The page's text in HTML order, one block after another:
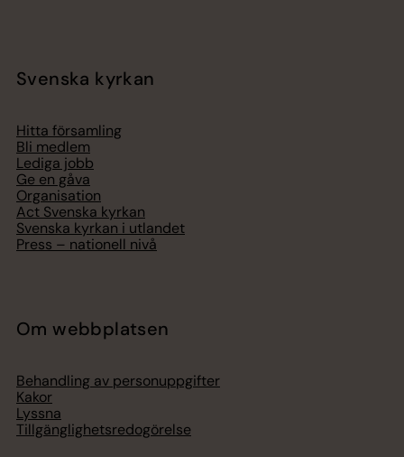
Svenska kyrkan
Hitta församling
Bli medlem
Lediga jobb
Ge en gåva
Organisation
Act Svenska kyrkan
Svenska kyrkan i utlandet
Press – nationell nivå
Om webbplatsen
Behandling av personuppgifter
Kakor
Lyssna
Tillgänglighetsredogörelse